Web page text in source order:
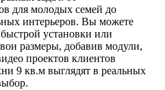
для молодых семей до
интерьеров. Вы можете
установки или
размеры, добавив модули,
проектов клиентов
9 кв.м выглядят в реальных